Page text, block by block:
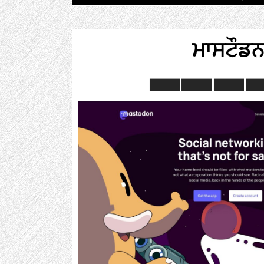
ਮਾਸਟੌਡਨ